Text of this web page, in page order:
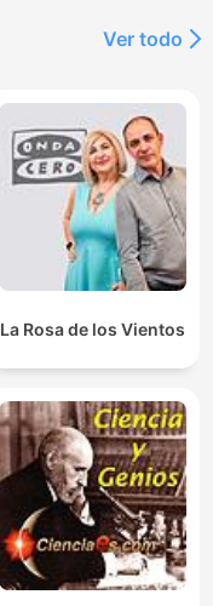
Ver todo
La Rosa de los Vientos